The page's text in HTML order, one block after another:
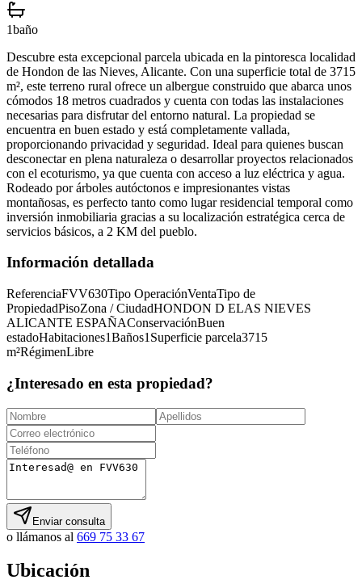
1baño
Descubre esta excepcional parcela ubicada en la pintoresca localidad
de Hondon de las Nieves, Alicante. Con una superficie total de 3715
m², este terreno rural ofrece un albergue construido que abarca unos
cómodos 18 metros cuadrados y cuenta con todas las instalaciones
necesarias para disfrutar del entorno natural. La propiedad se
encuentra en buen estado y está completamente vallada,
proporcionando privacidad y seguridad. Ideal para quienes buscan
desconectar en plena naturaleza o desarrollar proyectos relacionados
con el ecoturismo, ya que cuenta con acceso a luz eléctrica y agua.
Rodeado por árboles autóctonos e impresionantes vistas
montañosas, es perfecto tanto como lugar residencial temporal como
inversión inmobiliaria gracias a su localización estratégica cerca de
servicios básicos, a 2 KM del pueblo.
Información detallada
ReferenciaFVV630Tipo OperaciónVentaTipo de
PropiedadPisoZona / CiudadHONDON D ELAS NIEVES
ALICANTE ESPAÑAConservaciónBuen
estadoHabitaciones1Baños1 Superficie parcela3715
m²RégimenLibre
¿Interesado en esta propiedad?
Enviar consulta
o llámanos al 669 75 33 67
Ubicación